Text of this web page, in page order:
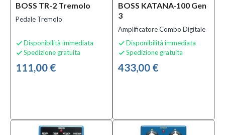
Categoria
per
Microfoni
(3)
MOSTRA
BOSS TR-2 Tremolo
Pedale Tremolo
 Disponibilità immediata
 Spedizione gratuita
111,00 €
BOSS KATANA-100 Gen
3
Amplificatore Combo Digitale
 Disponibilità immediata
 Spedizione gratuita
433,00 €